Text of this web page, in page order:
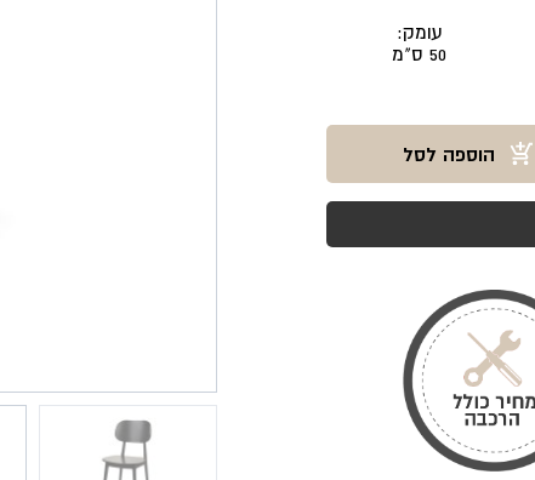
עומק:
50 ס"מ
הוספה לסל